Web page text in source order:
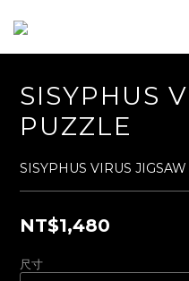
SISYPHUS
PUZZLE
SISYPHUS VIRUS
NT$1,480
尺寸